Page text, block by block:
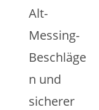
Alt-
Messing-
Beschläge
n und
sicherer